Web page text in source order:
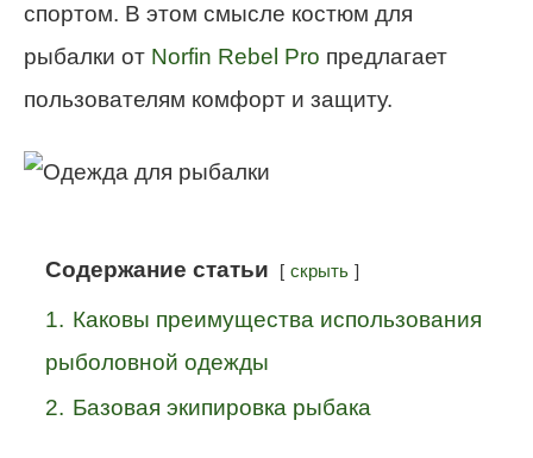
спортом. В этом смысле костюм для
рыбалки от Norfin Rebel Pro предлагает
пользователям комфорт и защиту.
Содержание статьи скрыть
1. Каковы преимущества использования
рыболовной одежды
2. Базовая экипировка рыбака